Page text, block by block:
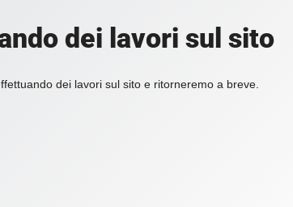
dei lavori sul sito
dei lavori sul sito e ritorneremo a breve.